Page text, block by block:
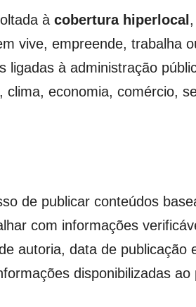
à cobertura hiperlocal
vive, empreende, trabalha
à administração
economia, comércio,
de publicar conteúdos
com informações
autoria, data de publicação
disponibilizadas ao